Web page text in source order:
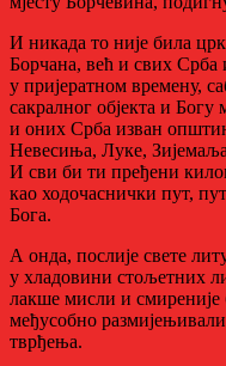
И никада то није била
Борчана, већ и свих Срба
у пријератном времену,
сакралног објекта и
и оних Срба изван
Невесиња, Луке,
И сви би ти пређени
као ходочаснички пут,
Бога.
А онда, послије свете
у хладовини стољетних
лакше мисли и смиреније
међусобно
тврђења.